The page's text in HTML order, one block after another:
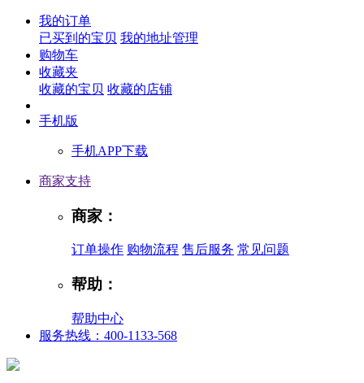
我的订单
已买到的宝贝 我的地址管理
购物车
收藏夹
收藏的宝贝 收藏的店铺
手机版
手机APP下载
商家支持
商家：
订单操作 购物流程 售后服务 常见问题
帮助：
帮助中心
服务热线：400-1133-568